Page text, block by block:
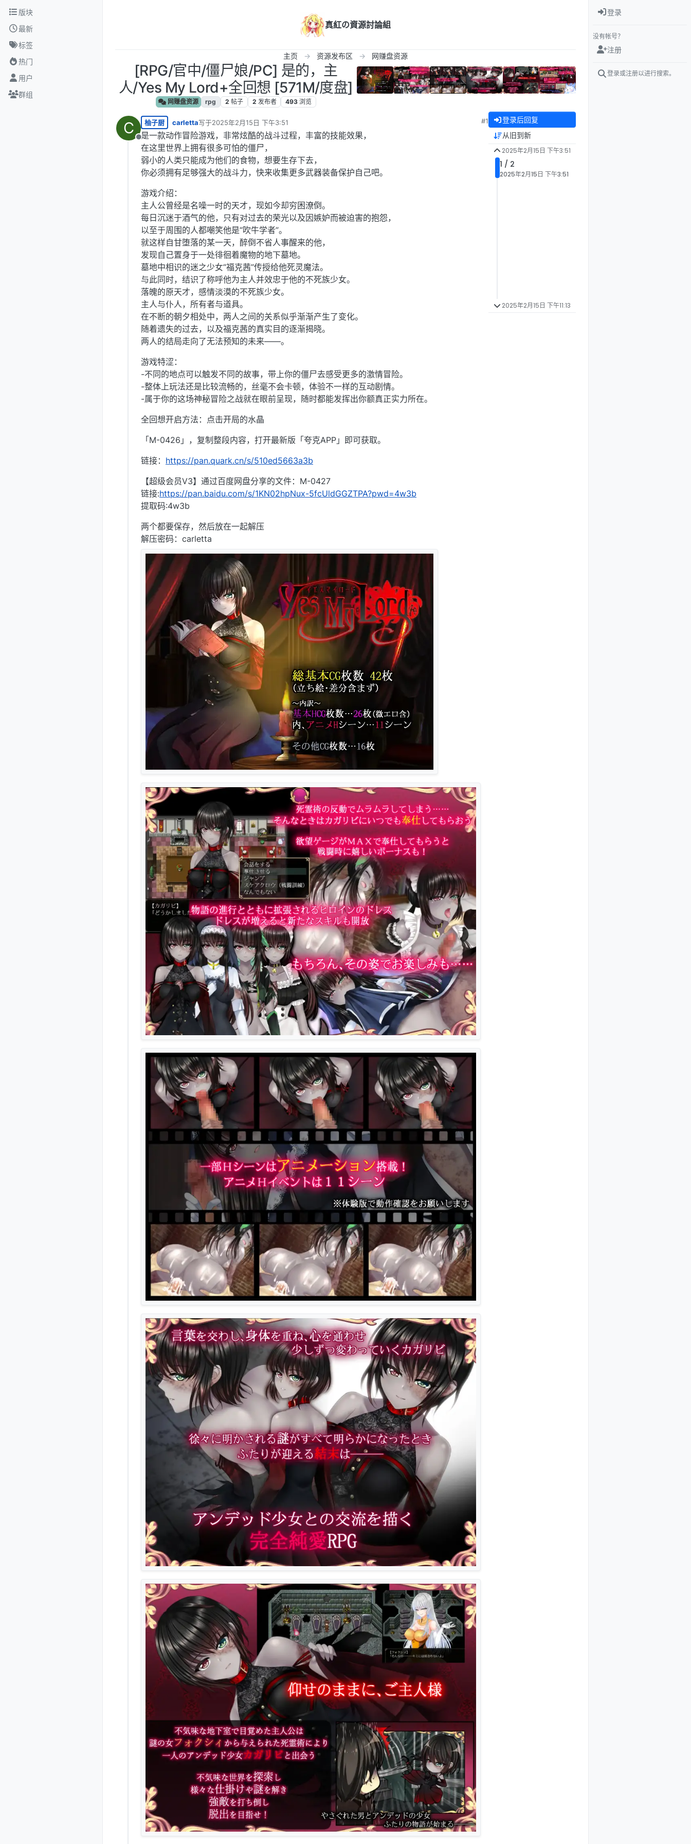
跳转至内容
版块
最新
标签
热门
用户
群组
真紅の資源討論組
主页 资源发布区 网赚盘资源
[RPG/官中/僵尸娘/PC] 是的，主
人/Yes My Lord+全回想 [571M/度盘]
网赚盘资源 rpg 2 帖子 2 发布者 493 浏览
C
离线
柚子厨 carletta写于2025年2月15日 下午3:51
最后由 编辑
#1
是一款动作冒险游戏，非常炫酷的战斗过程，丰富的技能效果，
在这里世界上拥有很多可怕的僵尸，
弱小的人类只能成为他们的食物，想要生存下去，
你必须拥有足够强大的战斗力，快来收集更多武器装备保护自己吧。
游戏介绍：
主人公曾经是名噪一时的天才，现如今却穷困潦倒。
每日沉迷于酒气的他，只有对过去的荣光以及因嫉妒而被迫害的抱怨，
以至于周围的人都嘲笑他是“吹牛学者”。
就这样自甘堕落的某一天，醉倒不省人事醒来的他，
发现自己置身于一处徘徊着魔物的地下墓地。
墓地中相识的迷之少女“福克茜”传授给他死灵魔法。
与此同时，结识了称呼他为主人并效忠于他的不死族少女。
落魄的原天才，感情淡漠的不死族少女。
主人与仆人，所有者与道具。
在不断的朝夕相处中，两人之间的关系似乎渐渐产生了变化。
随着遗失的过去，以及福克茜的真实目的逐渐揭晓。
两人的结局走向了无法预知的未来——。
游戏特涩：
-不同的地点可以触发不同的故事，带上你的僵尸去感受更多的激情冒险。
-整体上玩法还是比较流畅的，丝毫不会卡顿，体验不一样的互动剧情。
-属于你的这场神秘冒险之战就在眼前呈现，随时都能发挥出你额真正实力所在。
全回想开启方法：点击开局的水晶
「M-0426」，复制整段内容，打开最新版「夸克APP」即可获取。
链接： https://pan.quark.cn/s/510ed5663a3b
【超级会员V3】通过百度网盘分享的文件：M-0427
链接:https://pan.baidu.com/s/1KN02hpNux-5fcUldGGZTPA?pwd=4w3b
提取码:4w3b
两个都要保存，然后放在一起解压
解压密码：carletta
登录后回复
从旧到新
2025年2月15日 下午3:51
1 / 2
2025年2月15日 下午3:51
2025年2月15日 下午11:13
登录
没有帐号？
注册
登录或注册以进行搜索。